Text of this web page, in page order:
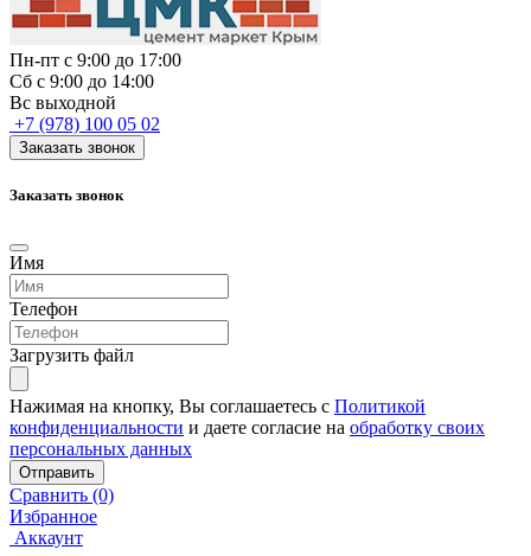
Пн-пт с 9:00 до 17:00
Сб с 9:00 до 14:00
Вс выходной
+7 (978) 100 05 02
Заказать звонок
Заказать звонок
Имя
Телефон
Загрузить файл
Нажимая на кнопку, Вы соглашаетесь с Политикой
конфиденциальности и даете согласие на обработку своих
персональных данных
Отправить
Сравнить (0)
Избранное
Аккаунт